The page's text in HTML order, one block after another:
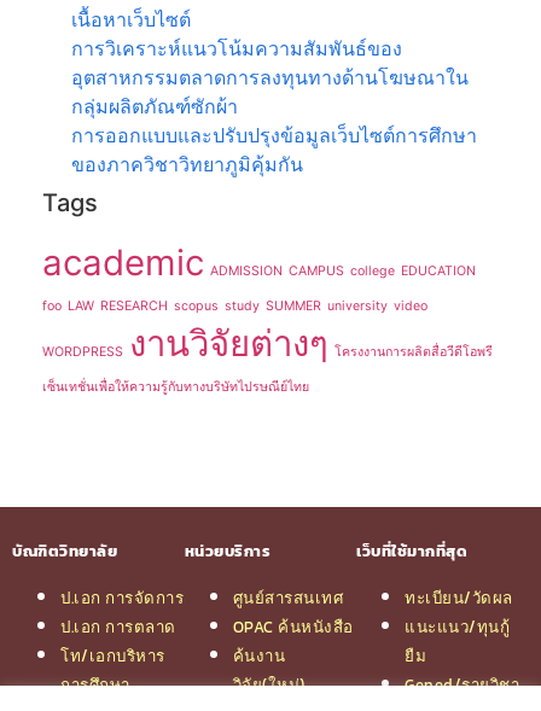
เนื้อหาเว็บไซต์
การวิเคราะห์แนวโน้มความสัมพันธ์ของ
อุตสาหกรรมตลาดการลงทุนทางด้านโฆษณาใน
กลุ่มผลิตภัณฑ์ซักผ้า
การออกแบบและปรับปรุงข้อมูลเว็บไซต์การศึกษา
ของภาควิชาวิทยาภูมิคุ้มกัน
Tags
academic ADMISSION CAMPUS college EDUCATION
foo LAW RESEARCH scopus study SUMMER university video
WORDPRESS งานวิจัยต่างๆ โครงงานการผลิตสื่อวีดีโอพรี
เซ็นเทชั่นเพื่อให้ความรู้กับทางบริษัทไปรษณีย์ไทย
บัณฑิตวิทยาลัย
ป.เอก การจัดการ
ป.เอก การตลาด
โท/เอกบริหาร
การศึกษา
หน่วยบริการ
ศูนย์สารสนเทศ
OPAC ค้นหนังสือ
ค้นงาน
วิจัย(ใหม่)
เว็บที่ใช้มากที่สุด
ทะเบียน/วัดผล
แนะแนว/ทุนกู้
ยืม
Gened/รายวิชา